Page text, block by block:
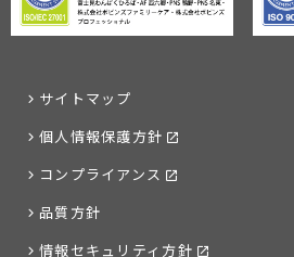
サイトマップ
個人情報保護方針
コンプライアンス
品質方針
情報セキュリティ方針